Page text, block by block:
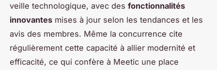
veille technologique, avec des fonctionnalités
innovantes mises à jour selon les tendances et les
avis des membres. Même la concurrence cite
régulièrement cette capacité à allier modernité et
efficacité, ce qui confère à Meetic une place